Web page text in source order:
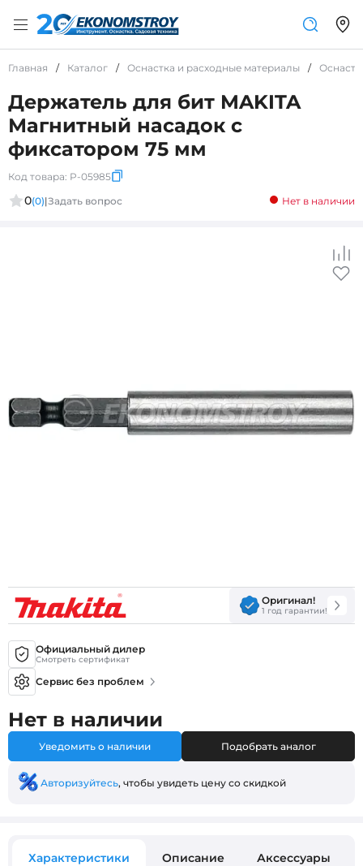
Главная / Каталог / Оснастка и расходные материалы /
Держатель для бит MAKITA
Магнитный насадок с
фиксатором 75 мм
Код товара: P-05985
0(0)|Задать вопрос Нет в наличии
Оригинал!
1 год гарантии!
Официальный дилер
Смотреть сертификат
Сервис без проблем
Нет в наличии
Уведомить о наличии Подобрать аналог
Авторизуйтесь, чтобы увидеть цену со скидкой
Характеристики Описание Аксессуары